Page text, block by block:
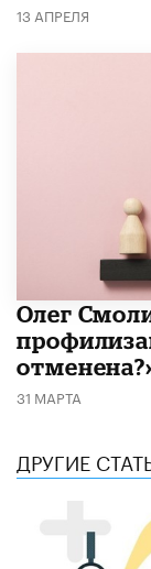
13 АПРЕЛЯ
​Олег
31 МАРТА
ДРУГИЕ